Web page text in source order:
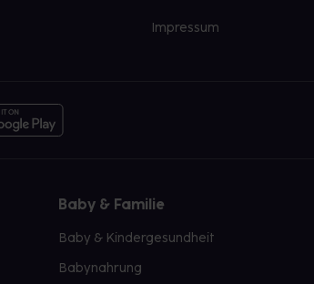
Impressum
Baby & Familie
Baby & Kindergesundheit
Babynahrung